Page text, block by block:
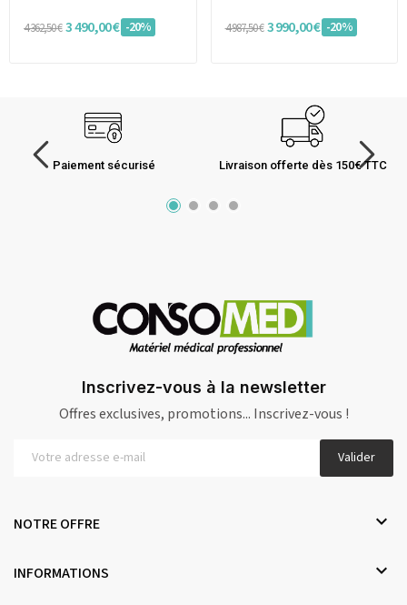
4 362,50 €3 490,00 € -20% 4 987,50 € 3 990,00 € -20%
Paiement sécurisé Livraison offerte dès 150€ TTC
Inscrivez-vous à la newsletter
Offres exclusives, promotions... Inscrivez-vous !
Valider
NOTRE OFFRE 
INFORMATIONS 